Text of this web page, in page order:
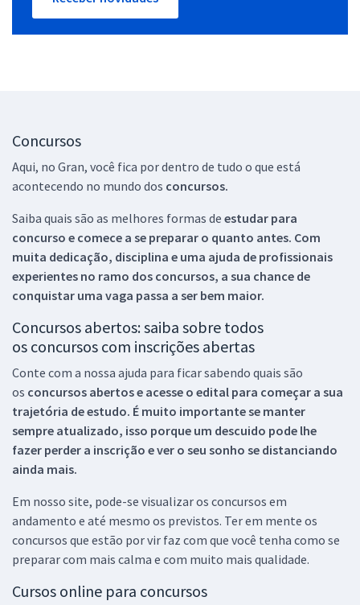
Concursos
Aqui, no Gran, você fica por dentro de tudo o que está
acontecendo no mundo dos concursos.
Saiba quais são as melhores formas de estudar para
concurso e comece a se preparar o quanto antes. Com
muita dedicação, disciplina e uma ajuda de profissionais
experientes no ramo dos concursos, a sua chance de
conquistar uma vaga passa a ser bem maior.
Concursos abertos: saiba sobre todos
os concursos com inscrições abertas
Conte com a nossa ajuda para ficar sabendo quais são
os concursos abertos e acesse o edital para começar a sua
trajetória de estudo. É muito importante se manter
sempre atualizado, isso porque um descuido pode lhe
fazer perder a inscrição e ver o seu sonho se distanciando
ainda mais.
Em nosso site, pode-se visualizar os concursos em
andamento e até mesmo os previstos. Ter em mente os
concursos que estão por vir faz com que você tenha como se
preparar com mais calma e com muito mais qualidade.
Cursos online para concursos